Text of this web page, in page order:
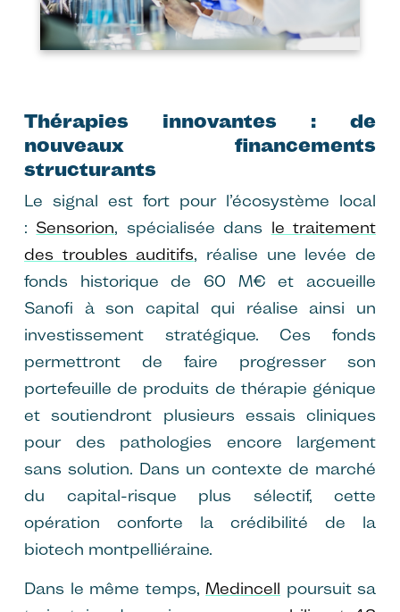
Thérapies innovantes : de
nouveaux financements
structurants
Le signal est fort pour l’écosystème local
: Sensorion, spécialisée dans le traitement
des troubles auditifs, réalise une levée de
fonds historique de 60 M€ et accueille
Sanofi à son capital qui réalise ainsi un
investissement stratégique. Ces fonds
permettront de faire progresser son
portefeuille de produits de thérapie génique
et soutiendront plusieurs essais cliniques
pour des pathologies encore largement
sans solution. Dans un contexte de marché
du capital-risque plus sélectif, cette
opération conforte la crédibilité de la
biotech montpelliéraine.
Dans le même temps, Medincell poursuit sa